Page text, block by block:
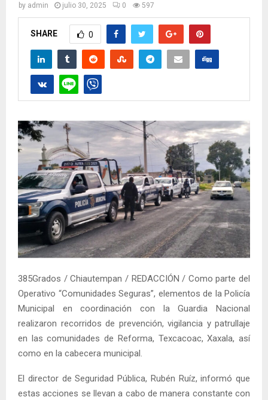
by admin julio 30, 2025 0 597
SHARE 0
385Grados / Chiautempan / REDACCIÓN / Como parte del
Operativo “Comunidades Seguras”, elementos de la Policía
Municipal en coordinación con la Guardia Nacional
realizaron recorridos de prevención, vigilancia y patrullaje
en las comunidades de Reforma, Texcacoac, Xaxala, así
como en la cabecera municipal.
El director de Seguridad Pública, Rubén Ruíz, informó que
estas acciones se llevan a cabo de manera constante con